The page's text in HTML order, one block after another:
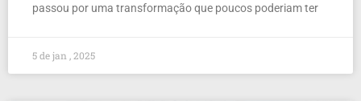
passou por uma transformação que poucos poderiam ter
5 de jan , 2025